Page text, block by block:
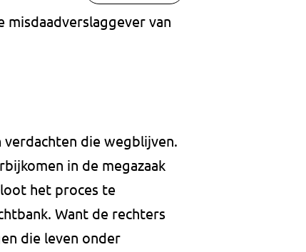
misdaadverslaggever van
verdachten die wegblijven.
in de megazaak
het proces te
Want de rechters
die leven onder